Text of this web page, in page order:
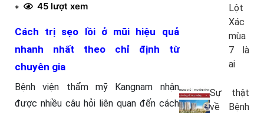
*
45 lượt xem
Cách trị sẹo lồi ở mũi hiệu quả
nhanh nhất theo chỉ định từ
chuyên gia
Bệnh viện thẩm mỹ Kangnam nhận
được nhiều câu hỏi liên quan đến cách
Lột
Xác
mùa
7 là
ai
Sự thật
về Bệnh